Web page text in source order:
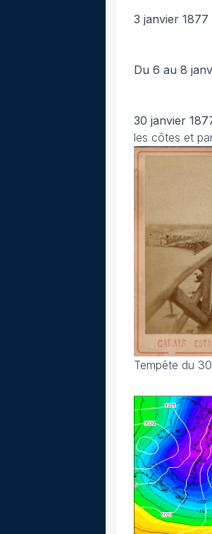
3 janvier 1877
Du 6 au 8
30 janvier
les côtes et
Tempête du